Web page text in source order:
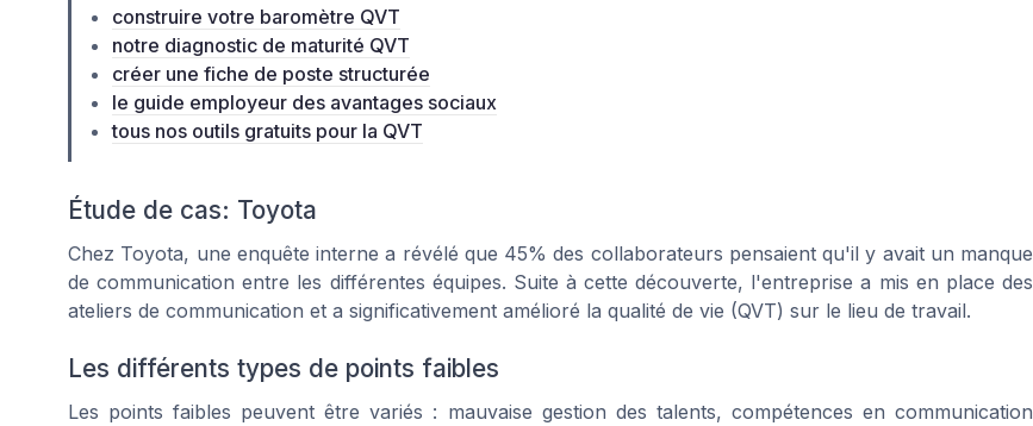
construire votre baromètre QVT
notre diagnostic de maturité QVT
créer une fiche de poste structurée
le guide employeur des avantages sociaux
tous nos outils gratuits pour la QVT
Étude de cas: Toyota
Chez Toyota, une enquête interne a révélé que 45% des collaborateurs pensaient qu'il y avait un manque
de communication entre les différentes équipes. Suite à cette découverte, l'entreprise a mis en place des
ateliers de communication et a significativement amélioré la qualité de vie (QVT) sur le lieu de travail.
Les différents types de points faibles
Les points faibles peuvent être variés : mauvaise gestion des talents, compétences en communication